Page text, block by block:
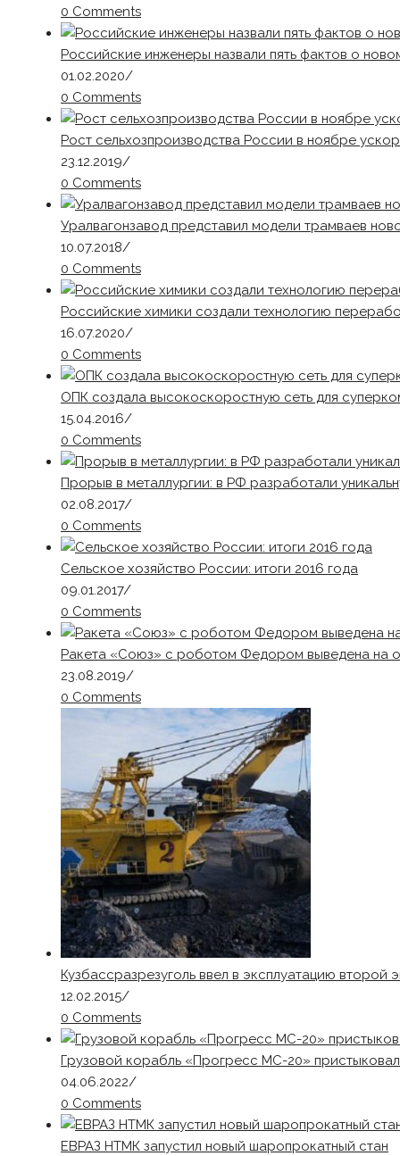
0 Comments
Российские инженеры назвали пять фактов о
01.02.2020/
0 Comments
Рост сельхозпроизводства России в ноябре
23.12.2019/
0 Comments
Уралвагонзавод представил модели трамваев
10.07.2018/
0 Comments
Российские химики создали технологию
16.07.2020/
0 Comments
ОПК создала высокоскоростную сеть для
15.04.2016/
0 Comments
Прорыв в металлургии: в РФ разработали
02.08.2017/
0 Comments
Сельское хозяйство России: итоги 2016 года
09.01.2017/
0 Comments
Ракета «Союз» с роботом Федором выведена на
23.08.2019/
0 Comments
Кузбассразрезуголь ввел в эксплуатацию второй
12.02.2015/
0 Comments
Грузовой корабль «Прогресс МС-20»
04.06.2022/
0 Comments
ЕВРАЗ НТМК запустил новый шаропрокатный стан